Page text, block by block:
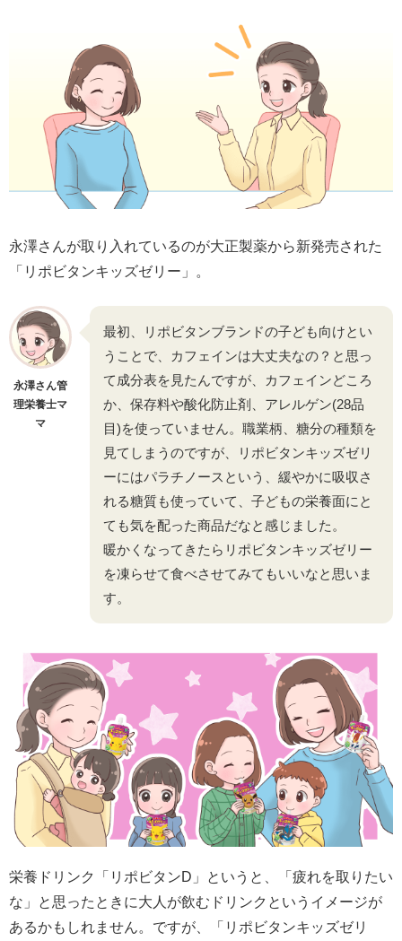
永澤さんが取り入れているのが大正製薬から新発売された
「リポビタンキッズゼリー」。
永澤さん管
理栄養士マ
マ
最初、リポビタンブランドの子ども向けとい
うことで、カフェインは大丈夫なの？と思っ
て成分表を見たんですが、カフェインどころ
か、保存料や酸化防止剤、アレルゲン(28品
目)を使っていません。職業柄、糖分の種類を
見てしまうのですが、リポビタンキッズゼリ
ーにはパラチノースという、緩やかに吸収さ
れる糖質も使っていて、子どもの栄養面にと
ても気を配った商品だなと感じました。
暖かくなってきたらリポビタンキッズゼリー
を凍らせて食べさせてみてもいいなと思いま
す。
栄養ドリンク「リポビタンD」というと、「疲れを取りたい
な」と思ったときに大人が飲むドリンクというイメージが
あるかもしれません。ですが、「リポビタンキッズゼリ